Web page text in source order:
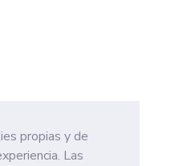
propias y de
Las